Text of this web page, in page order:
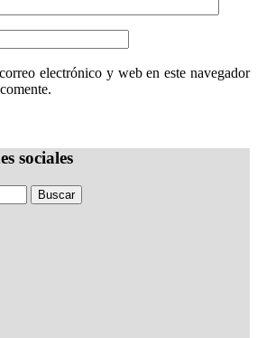
electrónico y web en este navegador
sociales